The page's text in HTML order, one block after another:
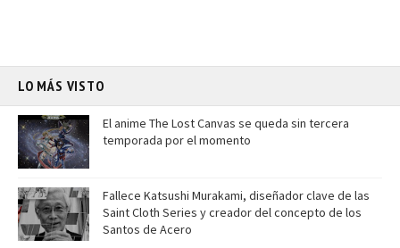
LO MÁS VISTO
El anime The Lost Canvas se queda sin tercera
temporada por el momento
Fallece Katsushi Murakami, diseñador clave de las
Saint Cloth Series y creador del concepto de los
Santos de Acero